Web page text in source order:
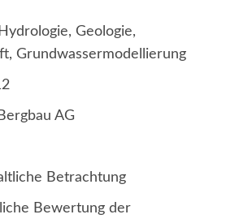
Geologie,
Grundwassermodellierung
AG
Betrachtung
Bewertung der